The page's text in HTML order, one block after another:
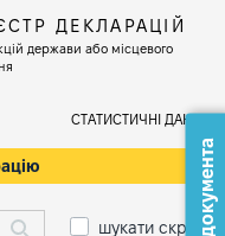
ДЕКЛАРАЦІЙ
держави або місцевого
СТАТИСТИЧНІ ДАНІ
шукати скрізь